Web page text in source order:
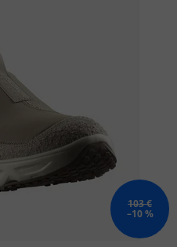
103 €
–10 %